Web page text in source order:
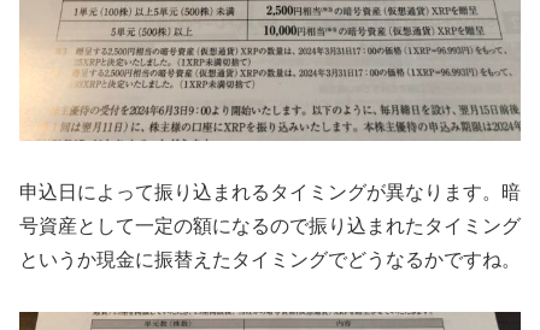
申込日によって振り込まれるタイミングが異なります。暗
号資産として一定の額になるので振り込まれたタイミング
というか現金に振替えたタイミングでどうなるかですね。